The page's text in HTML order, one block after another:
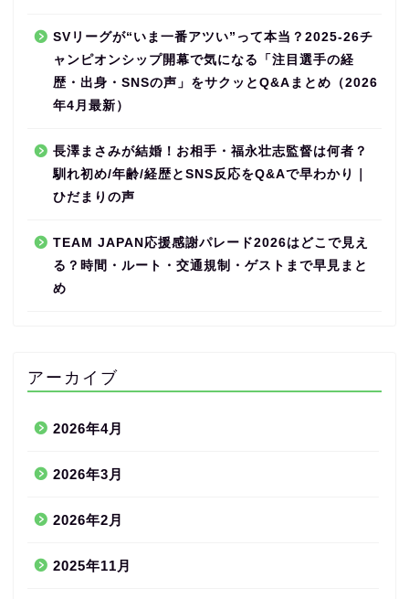
SVリーグが“いま一番アツい”って本当？2025-26チ
ャンピオンシップ開幕で気になる「注目選手の経
歴・出身・SNSの声」をサクッとQ&Aまとめ（2026
年4月最新）
長澤まさみが結婚！お相手・福永壮志監督は何者？
馴れ初め/年齢/経歴とSNS反応をQ&Aで早わかり｜
ひだまりの声
TEAM JAPAN応援感謝パレード2026はどこで見え
る？時間・ルート・交通規制・ゲストまで早見まと
め
アーカイブ
2026年4月
2026年3月
2026年2月
2025年11月